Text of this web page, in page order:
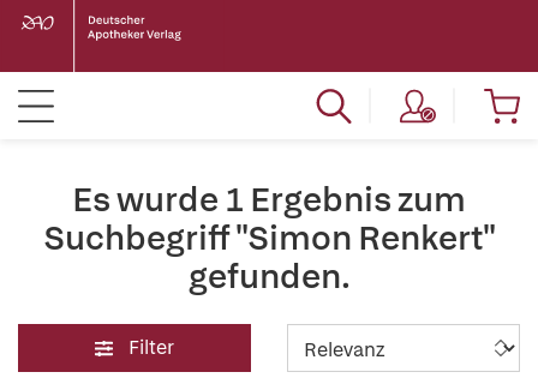
Es wurde 1 Ergebnis zum
Suchbegriff "Simon Renkert"
gefunden.
Filter